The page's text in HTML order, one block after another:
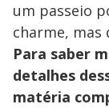
um passeio
charme, mas
Para saber
detalhes
matéria